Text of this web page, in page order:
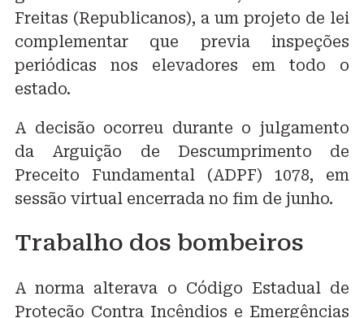
Freitas (Republicanos), a um projeto de lei
complementar que previa inspeções
periódicas nos elevadores em todo o
estado.
A decisão ocorreu durante o julgamento
da Arguição de Descumprimento de
Preceito Fundamental (ADPF) 1078, em
sessão virtual encerrada no fim de junho.
Trabalho dos bombeiros
A norma alterava o Código Estadual de
Proteção Contra Incêndios e Emergências